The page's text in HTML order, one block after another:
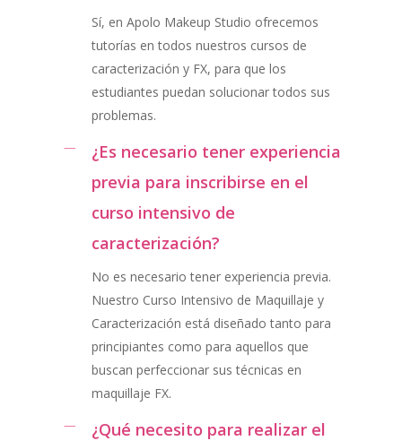
Sí, en Apolo Makeup Studio ofrecemos
tutorías en todos nuestros cursos de
caracterización y FX, para que los
estudiantes puedan solucionar todos sus
problemas.
¿Es necesario tener experiencia
previa para inscribirse en el
curso intensivo de
caracterización?
No es necesario tener experiencia previa.
Nuestro Curso Intensivo de Maquillaje y
Caracterización está diseñado tanto para
principiantes como para aquellos que
buscan perfeccionar sus técnicas en
maquillaje FX.
¿Qué necesito para realizar el